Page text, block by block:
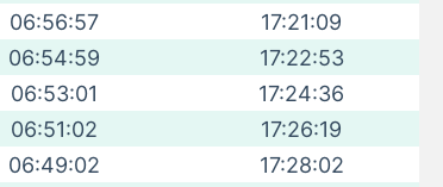
06:56:57
17:21:09
06:54:59
17:22:53
06:53:01
17:24:36
06:51:02
17:26:19
06:49:02
17:28:02